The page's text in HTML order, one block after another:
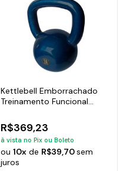
Kettlebell Emborrachado
Treinamento Funcional
R$369,23
à vista no Pix ou Boleto
ou 10xde R$39,70sem
juros